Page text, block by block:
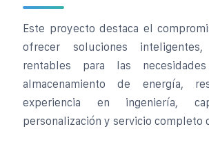
Este proyecto destaca el
ofrecer soluciones
rentables para las
almacenamiento de energía,
experiencia en ingeniería,
personalización y servicio completo